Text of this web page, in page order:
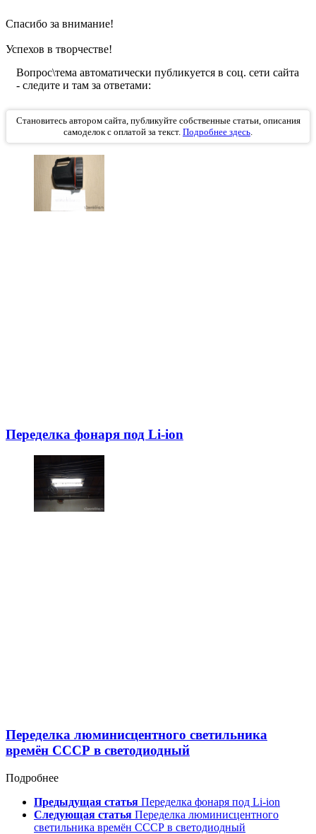
Спасибо за внимание!
Успехов в творчестве!
Вопрос\тема автоматически публикуется в соц. сети сайта
- следите и там за ответами:
Становитесь автором сайта, публикуйте собственные статьи, описания
самоделок с оплатой за текст. Подробнее здесь.
Переделка фонаря под Li-ion
Переделка люминисцентного светильника
времён СССР в светодиодный
Подробнее
Предыдущая статья Переделка фонаря под Li-ion
Следующая статья Переделка люминисцентного
светильника времён СССР в светодиодный